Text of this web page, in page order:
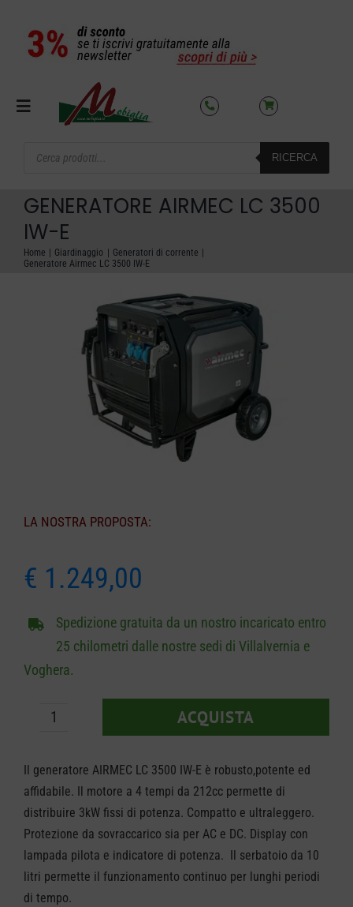
contenuto
Toggle
OFFERTE DEL MESE
search
RICERCA
GENERATORE AIRMEC LC 3500
IW-E
Home Giardinaggio
Generatori di corrente
Generatore Airmec LC 3500 IW-E
LA NOSTRA PROPOSTA:
€ 1.249,00
Spedizione gratuita da un nostro incaricato entro
25 chilometri dalle nostre sedi di Villalvernia e
Voghera.
Generatore
LC
3500
IW-
E
quantità
ACQUISTA
Il generatore AIRMEC LC 3500 IW-E è robusto,potente ed
affidabile. Il motore a 4 tempi da 212cc permette di
distribuire 3kW fissi di potenza. Compatto e ultraleggero.
Protezione da sovraccarico sia per AC e DC. Display con
lampada pilota e indicatore di potenza. Il serbatoio da 10
litri permette il funzionamento continuo per lunghi periodi
di tempo.